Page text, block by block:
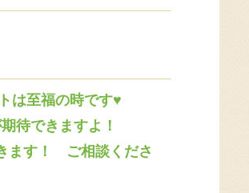
は至福の時です♥
待できますよ！
ます！ ご相談くださ